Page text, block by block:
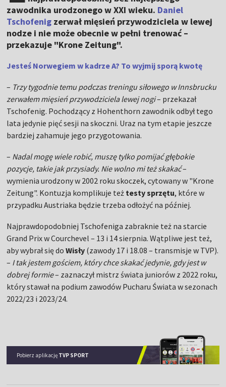
zawodnika urodzonego w XXI wieku. Daniel
Tschofenig zerwał mięsień przywodziciela w lewej
nodze i nie może obecnie w pełni trenować –
przekazuje "Krone Zeitung".
Jesteś Norwegiem w kadrze A? To wyjmij sporą kwotę
– Trzy tygodnie temu podczas treningu siłowego w Innsbrucku
zerwałem mięsień przywodziciela lewej nogi– przekazał
Tschofenig. Pochodzący z Hohenthorn zawodnik odbył tego
lata jedynie pięć sesji na skoczni. Uraz na tym etapie jeszcze
bardziej zahamuje jego przygotowania.
– Nadal mogę wiele robić, muszę tylko pomijać głębokie
pozycje, takie jak przysiady. Nie wolno mi też skakać–
wymienia urodzony w 2002 roku skoczek, cytowany w "Krone
Zeitung". Kontuzja komplikuje też testy sprzętu, które w
przypadku Austriaka będzie trzeba odłożyć na później.
Najprawdopodobniej Tschofeniga zabraknie też na starcie
Grand Prix w Courchevel – 13 i 14 sierpnia. Wątpliwe jest też,
aby wybrał się doWisły (zawody 17 i 18.08 – transmisje w TVP).
– I tak jestem gościem, który chce skakać jedynie, gdy jest w
dobrej formie– zaznaczył mistrz świata juniorów z 2022 roku,
który stawał na podium zawodów Pucharu Świata w sezonach
2022/23 i 2023/24.
Pobierz aplikację TVP SPORT